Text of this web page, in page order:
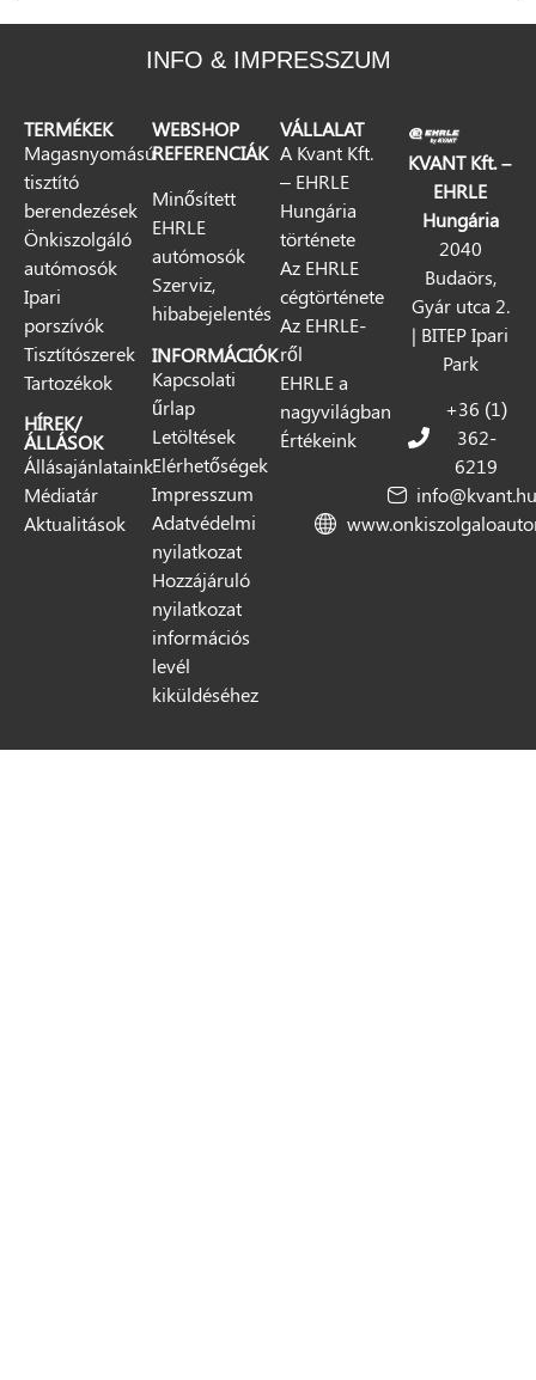
INFO & IMPRESSZUM
TERMÉKEK
Magasnyomású
tisztító
berendezések
Önkiszolgáló
autómosók
Ipari
porszívók
Tisztítószerek
Tartozékok
HÍREK/
ÁLLÁSOK
Állásajánlataink
Médiatár
Aktualitások
WEBSHOP
REFERENCIÁK
Minősített
EHRLE
autómosók
Szerviz,
hibabejelentés
INFORMÁCIÓK
Kapcsolati
űrlap
Letöltések
Elérhetőségek
Impresszum
Adatvédelmi
nyilatkozat
Hozzájáruló
nyilatkozat
információs
levél
kiküldéséhez
VÁLLALAT
A Kvant Kft.
– EHRLE
Hungária
története
Az EHRLE
cégtörténete
Az EHRLE-
ről
EHRLE a
nagyvilágban
Értékeink
KVANT Kft. –
EHRLE
Hungária
2040
Budaörs,
Gyár utca 2.
| BITEP Ipari
Park
+36 (1)
362-
6219
info@kvant.hu